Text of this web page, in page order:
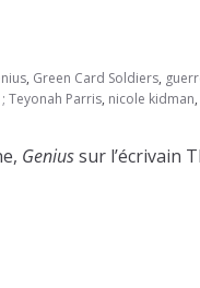
, Green Card Soldiers,
Teyonah Parris, nicole kidman,
Geniussur l’écrivain